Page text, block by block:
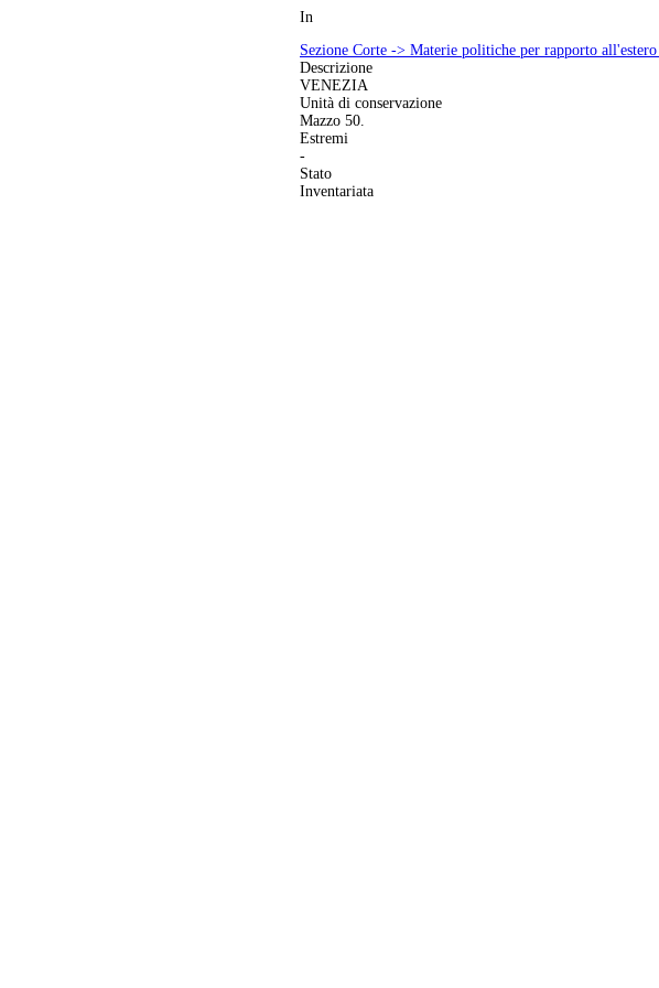
In
Sezione Corte -> Materie politiche per rapporto
Descrizione
VENEZIA
Unità di conservazione
Mazzo 50.
Estremi
-
Stato
Inventariata